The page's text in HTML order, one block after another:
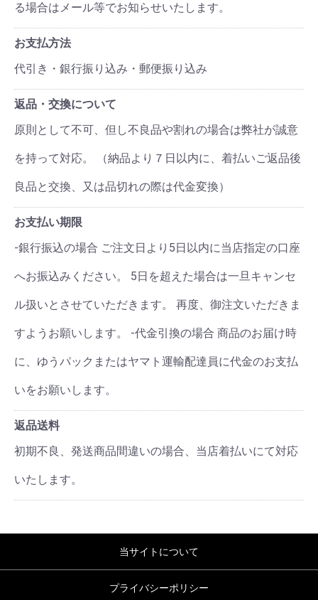
る場合はメール等でお知らせいたします。
お支払方法
代引き・銀行振り込み・郵便振り込み
返品・交換について
原則として不可、但し不良品や割れの場合は弊社が誠意
を持って対応。 （納品より７日以内に、着払いご返品後
良品と交換、又は品切れの際は代金変換）
お支払い期限
-銀行振込の場合 ご注文日より5日以内に当店指定の口座
へお振込みください。 5日を超えた場合は一旦キャンセ
ル扱いとさせていただきます。 再度、御注文いただきま
すようお願いします。 -代金引換の場合 商品のお届け時
に、ゆうパックまたはヤマト運輸配達員に代金のお支払
いをお願いします。
返品送料
初期不良、発送商品間違いの場合、当店着払いにて対応
いたします。
当サイトについて
プライバシーポリシー